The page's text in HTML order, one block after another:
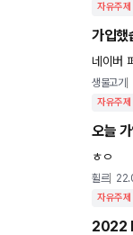
자유주제
가입했
네이버
생물고기
자유주제
오늘
ㅎㅇ
휠르
자유주제
2022